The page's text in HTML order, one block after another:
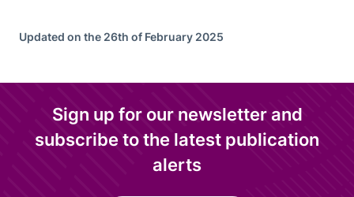
Updated on the 26th of February 2025
Sign up for our newsletter and
subscribe to the latest publication
alerts